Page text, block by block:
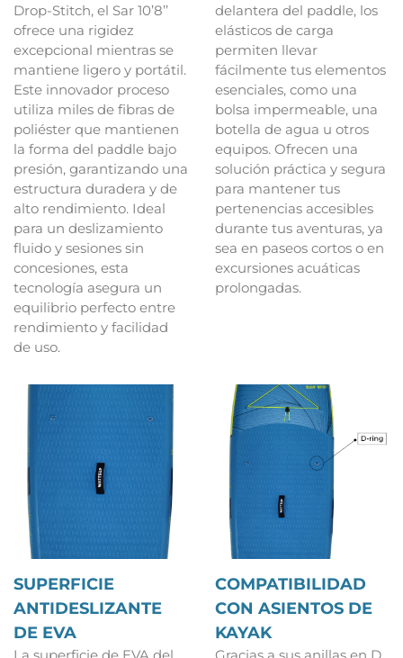
Drop-Stitch, el Sar 10’8’’
ofrece una rigidez
excepcional mientras se
mantiene ligero y portátil.
Este innovador proceso
utiliza miles de fibras de
poliéster que mantienen
la forma del paddle bajo
presión, garantizando una
estructura duradera y de
alto rendimiento. Ideal
para un deslizamiento
fluido y sesiones sin
concesiones, esta
tecnología asegura un
equilibrio perfecto entre
rendimiento y facilidad
de uso.
delantera del paddle, los
elásticos de carga
permiten llevar
fácilmente tus elementos
esenciales, como una
bolsa impermeable, una
botella de agua u otros
equipos. Ofrecen una
solución práctica y segura
para mantener tus
pertenencias accesibles
durante tus aventuras, ya
sea en paseos cortos o en
excursiones acuáticas
prolongadas.
SUPERFICIE
ANTIDESLIZANTE
DE EVA
La superficie de EVA del
COMPATIBILIDAD
CON ASIENTOS DE
KAYAK
Gracias a sus anillas en D